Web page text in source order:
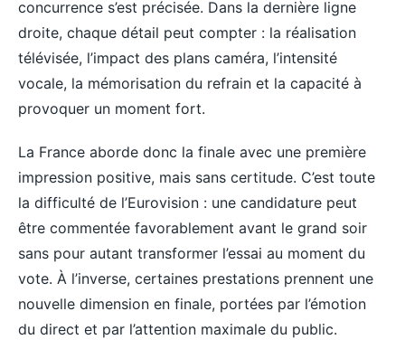
concurrence s’est précisée. Dans la dernière ligne
droite, chaque détail peut compter : la réalisation
télévisée, l’impact des plans caméra, l’intensité
vocale, la mémorisation du refrain et la capacité à
provoquer un moment fort.
La France aborde donc la finale avec une première
impression positive, mais sans certitude. C’est toute
la difficulté de l’Eurovision : une candidature peut
être commentée favorablement avant le grand soir
sans pour autant transformer l’essai au moment du
vote. À l’inverse, certaines prestations prennent une
nouvelle dimension en finale, portées par l’émotion
du direct et par l’attention maximale du public.